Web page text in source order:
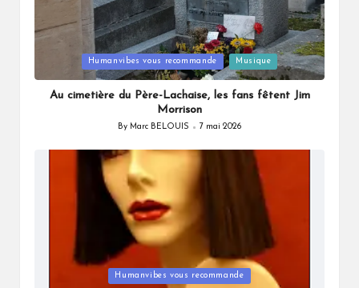
in
Humanvibes vous recommande Musique
Au cimetière du Père-Lachaise, les fans fêtent Jim
Morrison
Posted
By Marc BELOUIS 7 mai 2026
Humanvibes vous recommande